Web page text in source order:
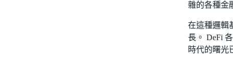
雜的各種金
在這種邏輯
長。 DeFi
時代的曙光